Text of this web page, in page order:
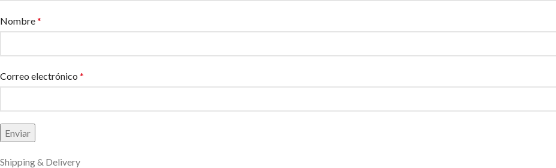
Nombre*
Correo electrónico *
Shipping & Delivery